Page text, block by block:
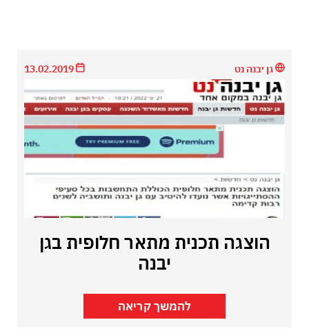
גן יבנה נט
הוצגה תכנית מתאר חלופית בגן
יבנה
להמשך קריאה